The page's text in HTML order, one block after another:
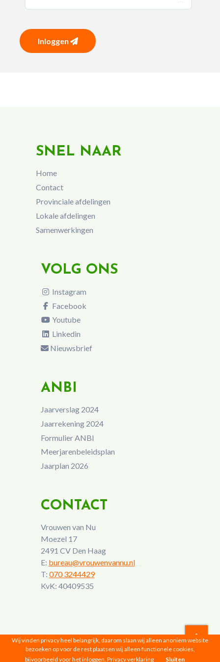
Inloggen
SNEL NAAR
Home
Contact
Provinciale afdelingen
Lokale afdelingen
Samenwerkingen
VOLG ONS
Instagram
Facebook
Youtube
Linkedin
Nieuwsbrief
ANBI
Jaarverslag 2024
Jaarrekening 2024
Formulier ANBI
Meerjarenbeleidsplan
Jaarplan 2026
CONTACT
Vrouwen van Nu
Moezel 17
2491 CV Den Haag
E: bureau@vrouwenvannu.nl
T: 070 3244429
KvK: 40409535
Vrouwen van Nu © 2026 |Privacyverklaring
Wij vinden privacy heel belangrijk, daarom slaan wij alleen anoniem website
bezoeken op voor de rest plaatsen wij alleen functionele cookies,
bijvoorbeeld voor het inloggen. Privacy verklaring Sluiten